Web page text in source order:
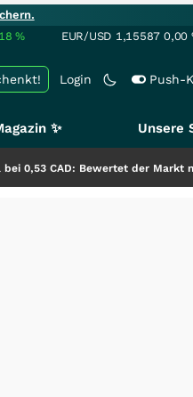
% EUR/USD 1,15587 0,00
Login Push-
✨ Unsere
CAD: Bewertet der Markt noch